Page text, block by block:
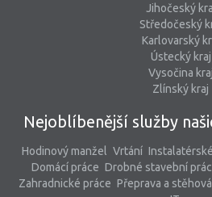
Jihočeský
Středočeský
Karlovarský
Ústecký kraj
Vysočina kraj
Zlínský kraj
Nejoblíbenější služby
Hodinový manžel Vrtání
Domácí práce Drobné stavební
Zahradnické práce Přeprava a